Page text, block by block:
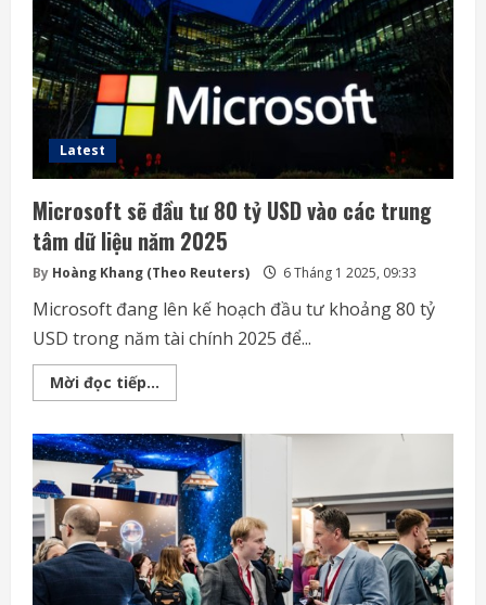
Latest
Microsoft sẽ đầu tư 80 tỷ USD vào các trung
tâm dữ liệu năm 2025
By Hoàng Khang (Theo Reuters) 6 Tháng 1 2025, 09:33
Microsoft đang lên kế hoạch đầu tư khoảng 80 tỷ
USD trong năm tài chính 2025 để...
Mời đọc tiếp...
sẽ
80
tỷ
USD
vào
các
trung
tâm
dữ
liệu
năm
2025